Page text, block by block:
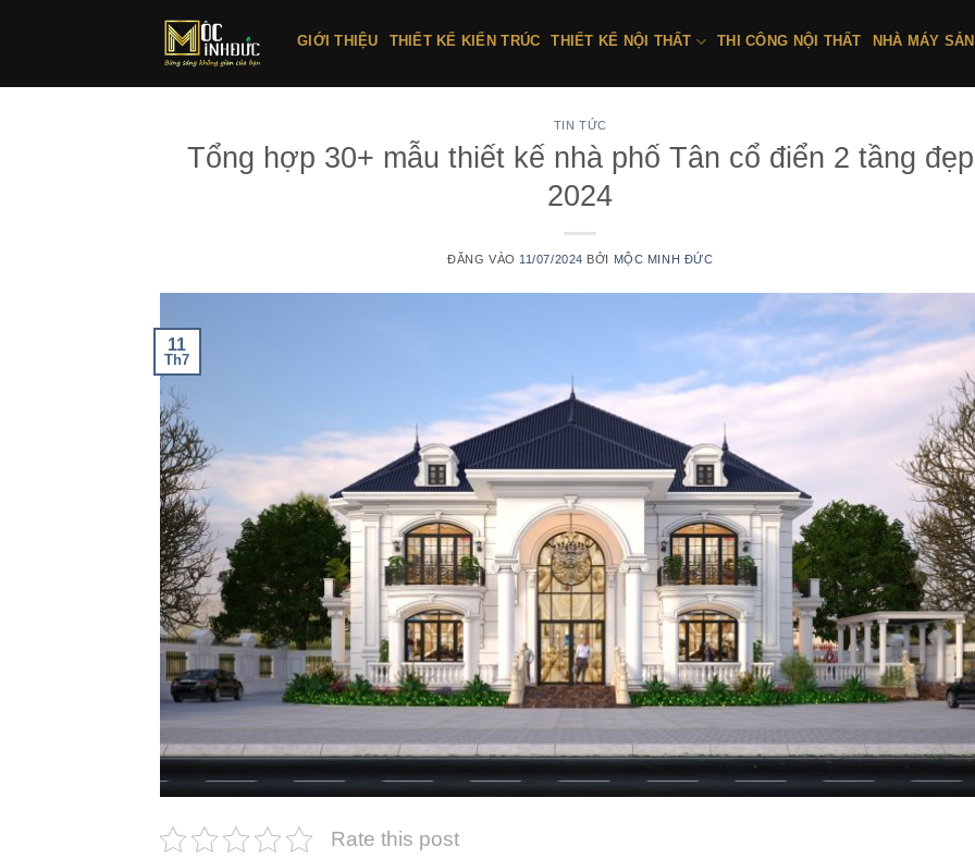
GIỚI THIỆU THIẾT KẾ KIẾN TRÚC THIẾT KẾ NỘI THẤT THI CÔNG NỘI THẤT NHÀ MÁY
TIN TỨC
Tổng hợp 30+ mẫu thiết kế nhà phố Tân cổ điển 2 tầng đẹp
2024
ĐĂNG VÀO 11/07/2024 BỞI MỘC MINH ĐỨC
11
Th7
Rate this post